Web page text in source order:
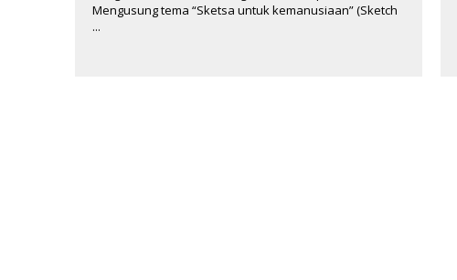
Mengusung tema “Sketsa untuk kemanusiaan” (Sketch
...